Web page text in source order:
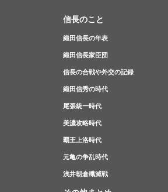
信長のこと
織田信長の年表
織田信長家臣団
信長の合戦や外交の記録
織田信秀の時代
尾張統一時代
美濃攻略時代
覇王上洛時代
元亀の争乱時代
浅井朝倉殲滅戦